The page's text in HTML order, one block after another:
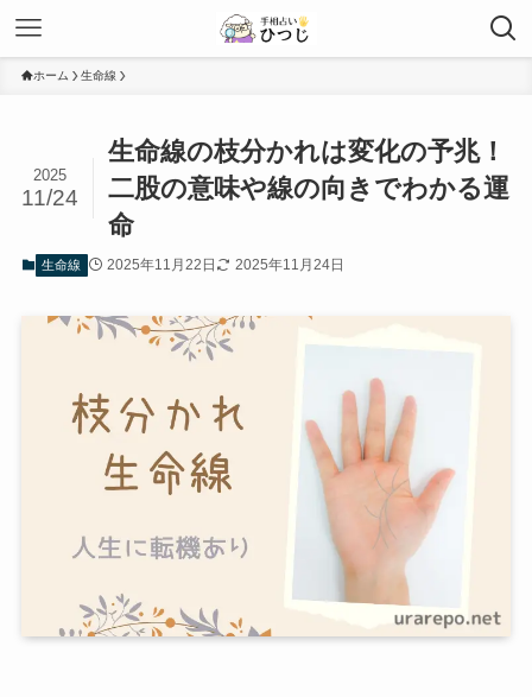
ホーム 生命線
生命線の枝分かれは変化の予兆！
二股の意味や線の向きでわかる運
命
2025
11/24
生命線 2025年11月22日 2025年11月24日